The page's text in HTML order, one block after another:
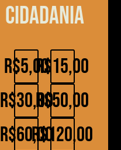
cidadania
R$5,00
R$30,00
R$60,00
R$15,00
R$50,00
R$120,00